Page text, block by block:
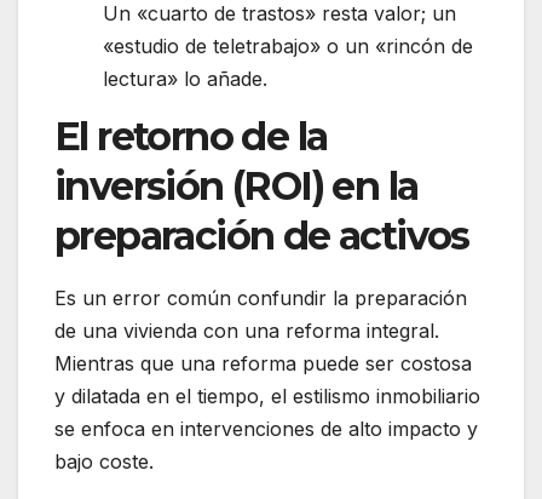
Un «cuarto de trastos» resta valor; un
«estudio de teletrabajo» o un «rincón de
lectura» lo añade.
El retorno de la
inversión (ROI) en la
preparación de activos
Es un error común confundir la preparación
de una vivienda con una reforma integral.
Mientras que una reforma puede ser costosa
y dilatada en el tiempo, el estilismo inmobiliario
se enfoca en intervenciones de alto impacto y
bajo coste.